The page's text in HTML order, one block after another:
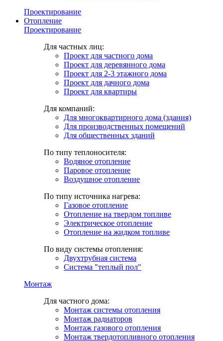
Проектирование
Отопление
Проектирование
Для частных лиц:
Проект для частного дома
Проект для деревянного дома
Проект для 2-3 этажного дома
Проект для дачного дома
Проект для квартиры
Для компаний:
Для многоквартирного дома (здания)
Для производственных помещений
Для общественных зданий
По типу теплоносителя:
Водяное отопление
Паровое отопление
Воздушное отопление
По типу источника нагрева:
Газовое отопление
Отопление на твердом топливе
Электрическое отопление
Отопление на жидком топливе
По виду системы отопления:
Двухтрубная система
Система "теплый пол"
Монтаж
Для частного дома:
Монтаж системы отопления
Монтаж радиаторов
Монтаж газового отопления
Монтаж твердотопливного отопления